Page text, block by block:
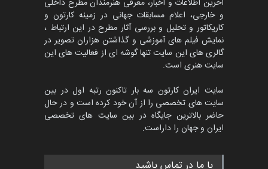
جشنواره بین‌المللی کارتون
مدارس پرتغال، ۲۰۲۷
مهلت 4 ماه دیگر
پنجمین مسابقۀ بین‌المللی
کارتون طنز «کلاه‌ای…
مهلت
و خارجی، اعلام مسابقات جهانی در زمینه کارتون و
کاریکاتور و تحلیل و بررسی آثار مطرح در این ارتباط ،
نمایش فیلم های آموزشی و گذاشتن هزاران تصویر در
گالری های این سایت تنها گوشه ای از فعالیت های این
سایت هنری است.
سایت ایران کارتون سه بار تاکنون رتبه اول در بین
سایت های تخصصی را از آن خود کرده است و در حال
حاضر بالاترین جایگاه در بین سایت های تخصصی
ایران و جهان را داراست.
با ما در تماس باشید